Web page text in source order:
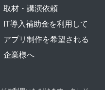
取材・講演依頼
IT導入補助金を利用して
アプリ制作を希望される
企業様へ